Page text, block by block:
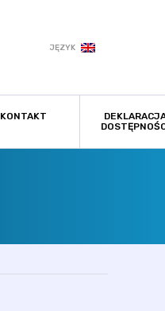
JĘZYK
KONTAKT